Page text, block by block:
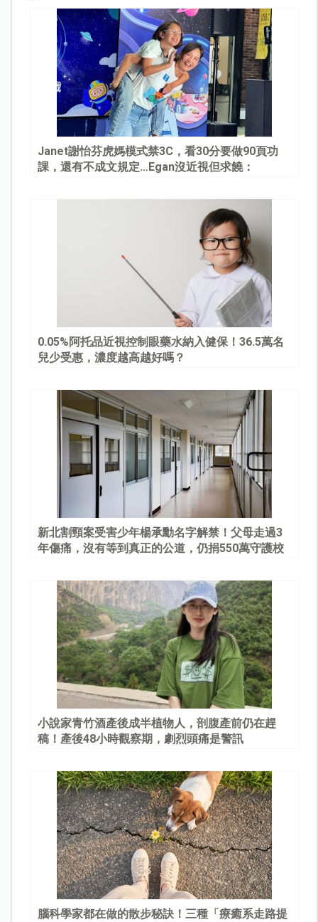
Janet謝怡芬虎媽模式禁3C，看30分要做90頁功
課，還有不成文規定…Egan沒近視但求饒：
0.05%阿托品近視控制眼藥水納入健保！36.5萬名
兒少受惠，濃度越高越好嗎？
新北割頸案受害少年楊承勳名字解禁！父母走過3
年傷痛，沒有等到真正的公道，仍捐550萬守護校
小說家青竹酒產後成半植物人，剖腹產前仍在趕
稿！產後48小時觀察期，劇烈頭痛是警訊
腦科學家都在做的散步秘訣！三種「療癒系走路提